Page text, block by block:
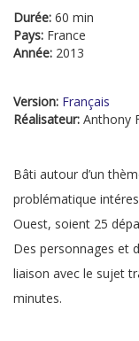
Durée: 60 min
Pays: France
Année: 2013
Version: Français
Réalisateur: Anthony
Bâti autour d’un
problématique
Ouest, soient 25
Des personnages et
liaison avec le sujet
minutes.